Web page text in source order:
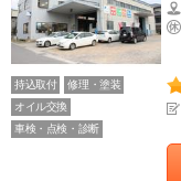
持込取付
修理・塗装
オイル交換
車検・点検・診断